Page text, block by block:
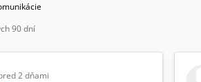
90 dní
2 dňami